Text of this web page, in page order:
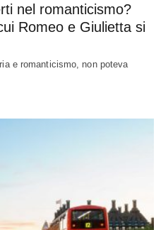
nel romanticismo?
Romeo e Giulietta si
e romanticismo, non poteva